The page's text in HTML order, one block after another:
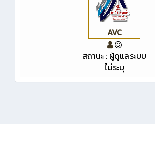
AVC
สถานะ : ผู้ดูแลระบบ
ไม่ระบุ